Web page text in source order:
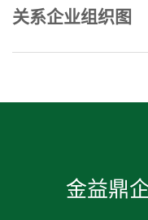
关系企业组织图
金益鼎